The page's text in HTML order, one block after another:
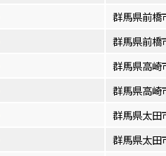
群馬県前橋
群馬県前橋
群馬県高崎
群馬県高崎
群馬県太田
群馬県太田